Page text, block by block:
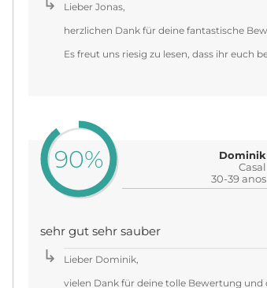
Lieber Jonas,
herzlichen Dank für deine fantastische
Es freut uns riesig zu lesen, dass ihr euch
90%
Dominik
Casal
30-39 anos
sehr gut sehr sauber
Lieber Dominik,
vielen Dank für deine tolle Bewertung